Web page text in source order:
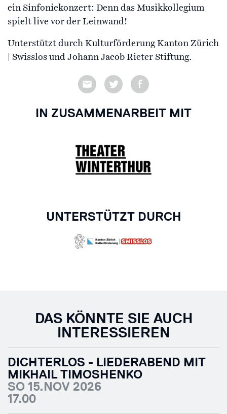
ein Sinfoniekonzert: Denn das Musikkollegium
spielt live vor der Leinwand!
Unterstützt durch Kulturförderung Kanton Zürich
| Swisslos und Johann Jacob Rieter Stiftung.
IN ZUSAMMENARBEIT MIT
UNTERSTÜTZT DURCH
DAS KÖNNTE SIE AUCH
INTERESSIEREN
DICHTERLOS - LIEDERABEND MIT
MIKHAIL TIMOSHENKO
SO 15.NOV 2026
17.00